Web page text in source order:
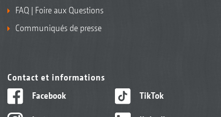
FAQ | Foire aux Questions
Communiqués de presse
Contact et informations
Facebook
TikTok